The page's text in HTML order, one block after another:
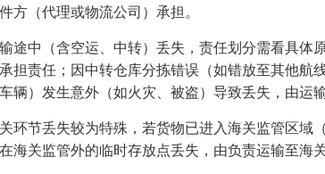
方（代理或物流公司）承担。
途中（含空运、中转）丢失，责任划分需看具体
担责任；因中转仓库分拣错误（如错放至其他航
辆）发生意外（如火灾、被盗）导致丢失，由运
环节丢失较为特殊，若货物已进入海关监管区域
海关监管外的临时存放点丢失，由负责运输至海